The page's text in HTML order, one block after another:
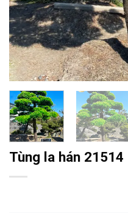
Tùng la hán 21514